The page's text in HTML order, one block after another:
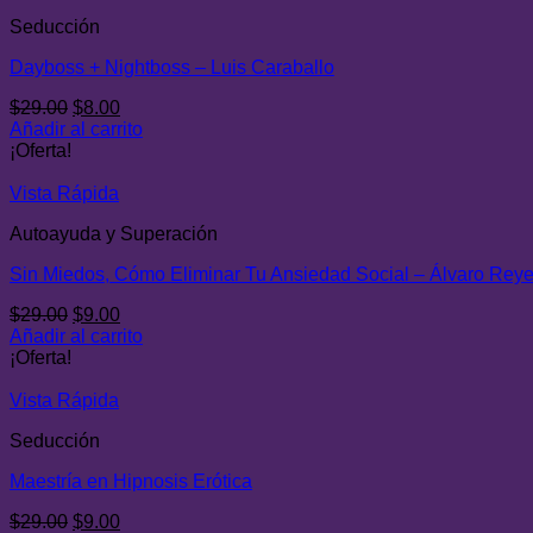
Seducción
Dayboss + Nightboss – Luis Caraballo
$29.00 El
precio
$29.00.
$8.00El
precio
Añadir al carrito
¡Oferta!
Vista Rápida
Autoayuda y Superación
Sin Miedos, Cómo Eliminar Tu Ansiedad Social – Álvaro
$29.00 El
precio
$29.00.
$9.00El
precio
Añadir al carrito
¡Oferta!
Vista Rápida
Seducción
Maestría en Hipnosis Erótica
$29.00 El
$9.00El